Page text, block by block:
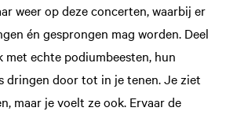
weer op deze concerten, waarbij er
én gesprongen mag worden. Deel
met echte podiumbeesten, hun
dringen door tot in je tenen. Je ziet
maar je voelt ze ook. Ervaar de